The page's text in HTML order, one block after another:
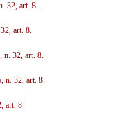
32, art. 8.
art. 8.
n. 32, art. 8.
n. 32, art. 8.
art. 8.